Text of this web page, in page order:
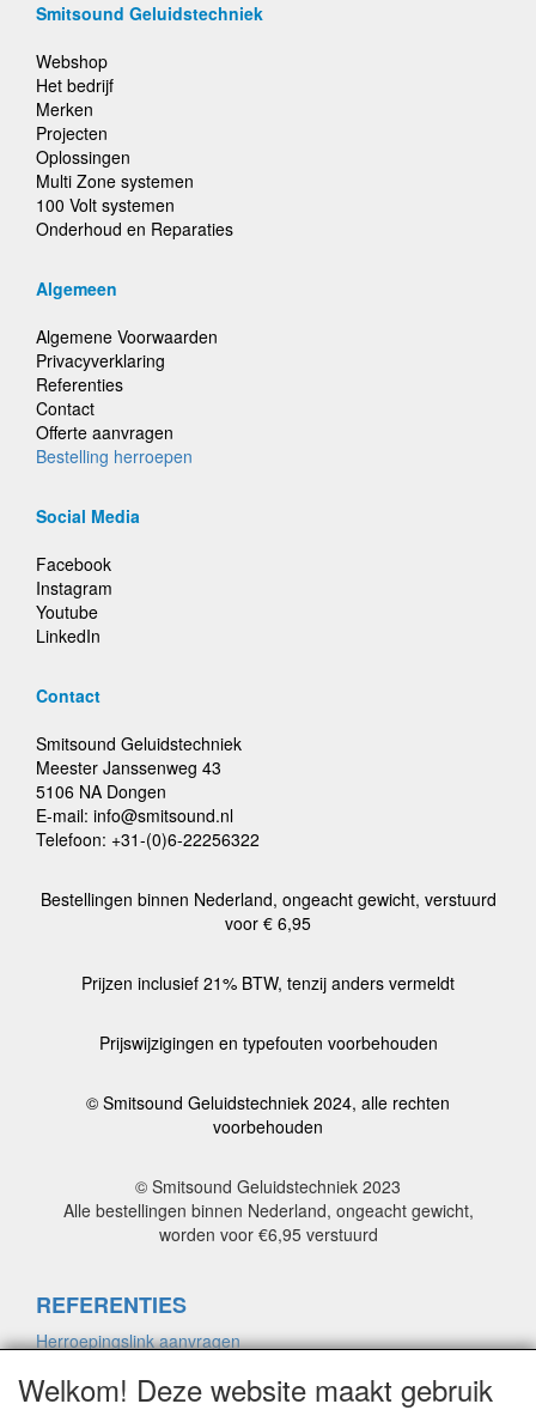
Smitsound Geluidstechniek
Webshop
Het bedrijf
Merken
Projecten
Oplossingen
Multi Zone systemen
100 Volt systemen
Onderhoud en Reparaties
Algemeen
Algemene Voorwaarden
Privacyverklaring
Referenties
Contact
Offerte aanvragen
Bestelling herroepen
Social Media
Facebook
Instagram
Youtube
LinkedIn
Contact
Smitsound Geluidstechniek
Meester Janssenweg 43
5106 NA Dongen
E-mail: info@smitsound.nl
Telefoon: +31-(0)6-22256322
Bestellingen binnen Nederland, ongeacht gewicht, verstuurd
voor € 6,95
Prijzen inclusief 21% BTW, tenzij anders vermeldt
Prijswijzigingen en typefouten voorbehouden
© Smitsound Geluidstechniek 2024, alle rechten
voorbehouden
© Smitsound Geluidstechniek 2023
Alle bestellingen binnen Nederland, ongeacht gewicht,
worden voor €6,95 verstuurd
REFERENTIES
Herroepingslink aanvragen
Welkom! Deze website maakt gebruik